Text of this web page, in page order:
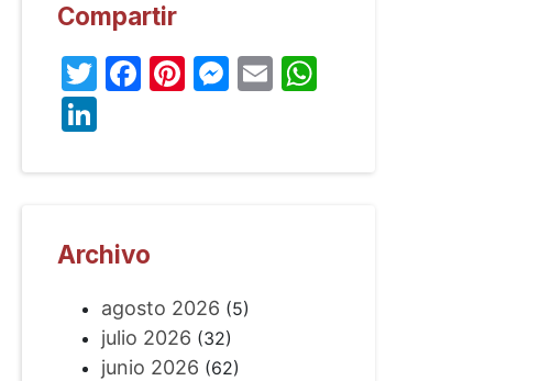
Compartir
Twitter
Facebook
Pinterest
Messenger
EmailWhatsApp
LinkedIn
Archivo
agosto 2026 (5)
julio 2026 (32)
junio 2026 (62)